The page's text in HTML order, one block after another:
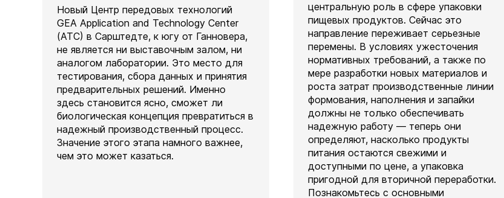
Новый Центр передовых технологий
GEA Application and Technology Center
(ATC) в Сарштедте, к югу от Ганновера,
не является ни выставочным залом, ни
аналогом лаборатории. Это место для
тестирования, сбора данных и принятия
предварительных решений. Именно
здесь становится ясно, сможет ли
биологическая концепция превратиться в
надежный производственный процесс.
Значение этого этапа намного важнее,
чем это может казаться.
центральную роль в сфере упаковки
пищевых продуктов. Сейчас это
направление переживает серьезные
перемены. В условиях ужесточения
нормативных требований, а также по
мере разработки новых материалов и
роста затрат производственные линии
формования, наполнения и запайки
должны не только обеспечивать
надежную работу — теперь они
определяют, насколько продукты
питания остаются свежими и
доступными по цене, а упаковка
пригодной для вторичной переработки.
Познакомьтесь с основными